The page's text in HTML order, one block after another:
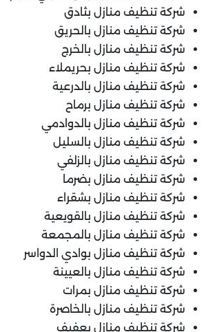
شركة تنظيف منازل بثادق
شركة تنظيف منازل بالحريق
شركة تنظيف منازل بالخرج
شركة تنظيف منازل بحريملاء
شركة تنظيف منازل بالدرعية
شركة تنظيف منازل برماح
شركة تنظيف منازل بالدوادمي
شركة تنظيف منازل بالسليل
شركة تنظيف منازل بالزلفي
شركة تنظيف منازل بضرما
شركة تنظيف منازل بشقراء
شركة تنظيف منازل بالقويعية
شركة تنظيف منازل بالمجمعة
شركة تنظيف منازل بوادي الدواسر
شركة تنظيف منازل بالعيينة
شركة تنظيف منازل بمرات
شركة تنظيف منازل بالخاصرة
شركة تنظيف منازل بعفيف